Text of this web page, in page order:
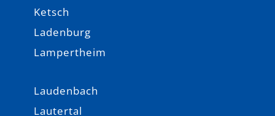
Ketsch
Ladenburg
Lampertheim
Laudenbach
Lautertal